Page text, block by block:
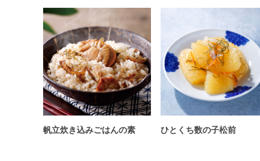
帆立炊き込みごはんの素 ひとくち数の子松前